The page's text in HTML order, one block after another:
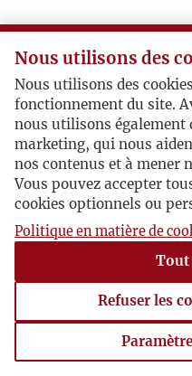
Postacie
Bohater: Adam
Nous utilisons des
Nous utilisons des
fonctionnement du site.
nous utilisons également
marketing, qui nous
nos contenus et à mener
Vous pouvez accepter
cookies optionnels ou
Politique en matière de
Tout
Refuser les
Paramètres des cookies